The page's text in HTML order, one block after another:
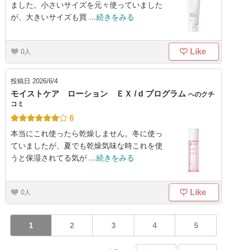
ました。小さいサイズを元々使っていました
が、大きいサイズも買 …続きをみる
0 Like
投稿日 2026/6/4
モイストケア ローション ＥＸ / d プログラム へのクチ
コミ
6
本当にこれ使ったら乾燥しません。冬に使っ
ていましたが、夏でも乾燥気味な時これを使
うと保湿されてる気が …続きをみる
0 Like
1 2 3 4 5